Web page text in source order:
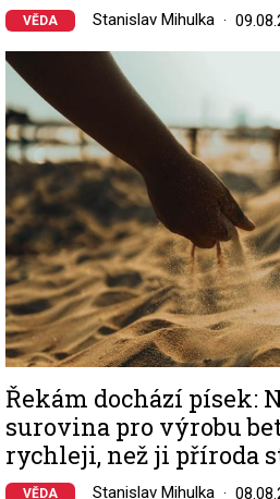
VĚDA Stanislav Mihulka
Image
Řekám dochází písek:
surovina pro výrobu
rychleji, než ji příroda
VĚDA Stanislav Mihulka